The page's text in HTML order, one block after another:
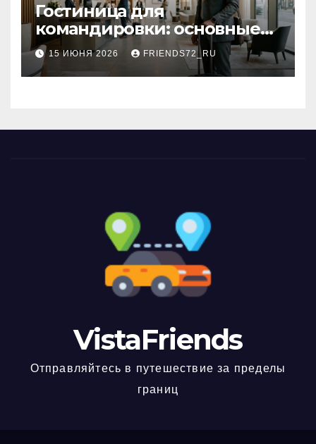
Гостиница для
командировки: основные
критерии выбора
15 ИЮНЯ 2026 FRIENDS72_RU
VistaFriends
Отправляйтесь в путешествие за пределы
границ